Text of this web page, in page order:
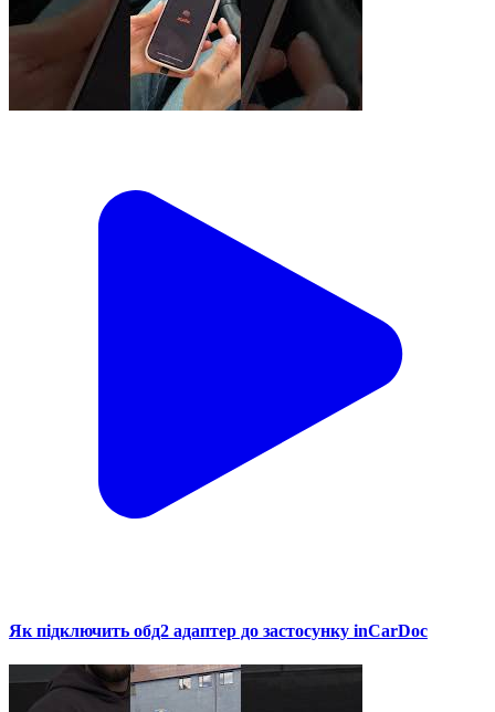
Як підключить обд2 адаптер до застосунку inCarDoc